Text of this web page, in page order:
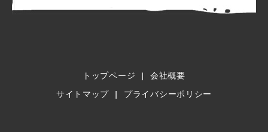
トップページ
会社概要
サイトマップ
プライバシーポリシー